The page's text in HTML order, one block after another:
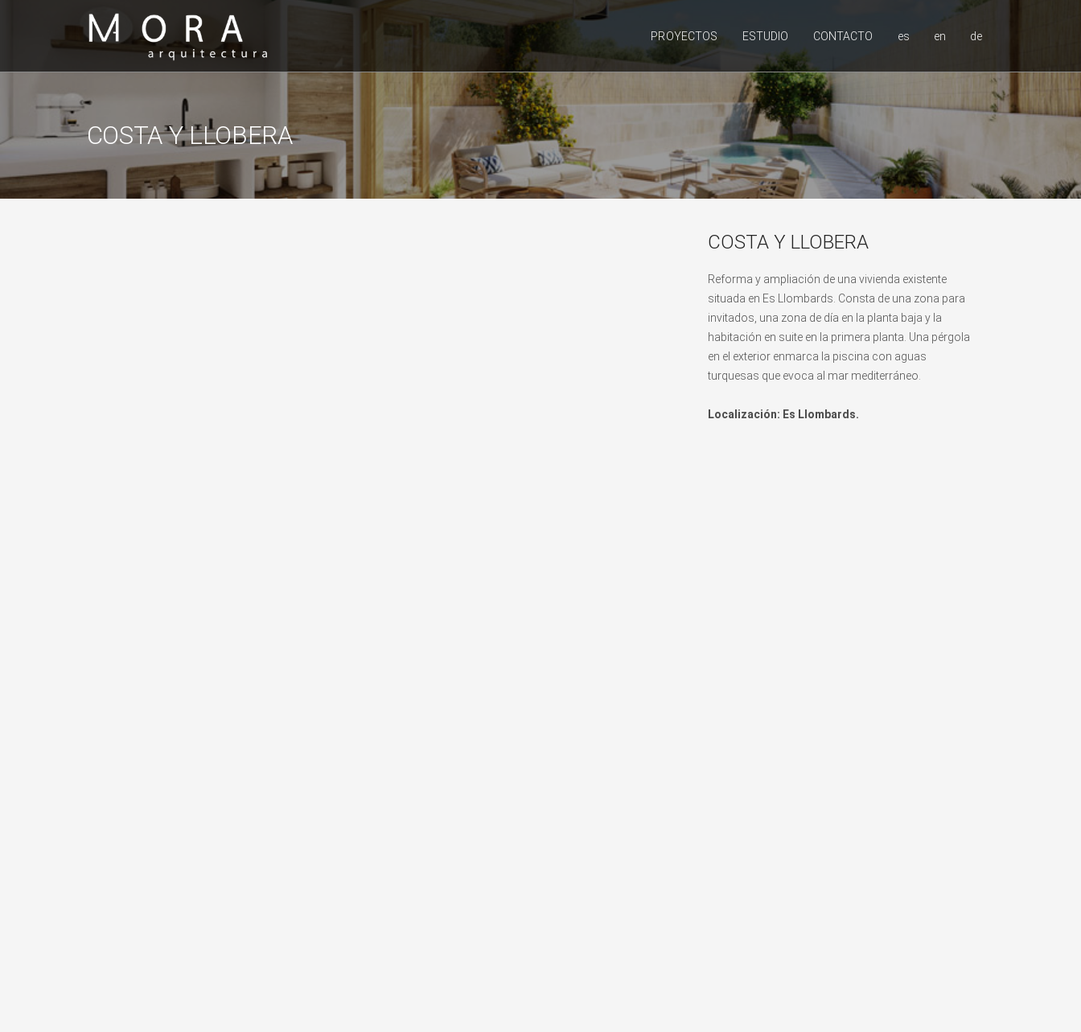
PROYECTOS ESTUDIO CONTACTO es en de
COSTA Y LLOBERA
COSTA Y LLOBERA
Reforma y ampliación de una vivienda existente
situada en Es Llombards. Consta de una zona para
invitados, una zona de día en la planta baja y la
habitación en suite en la primera planta. Una pérgola
en el exterior enmarca la piscina con aguas
turquesas que evoca al mar mediterráneo.
Localización: Es Llombards.